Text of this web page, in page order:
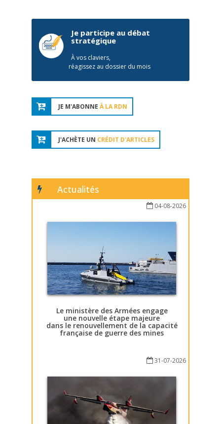
Je participe au débat
stratégique
À vos claviers,
réagissez au dossier du mois
JE M'ABONNE À LA RDN
J'ACHÈTE UN CRÉDIT D'ARTICLES
Actualités
04-08-2026
Le ministère des Armées engage
une nouvelle étape majeure
dans le renouvellement de la capacité
française de guerre des mines
31-07-2026